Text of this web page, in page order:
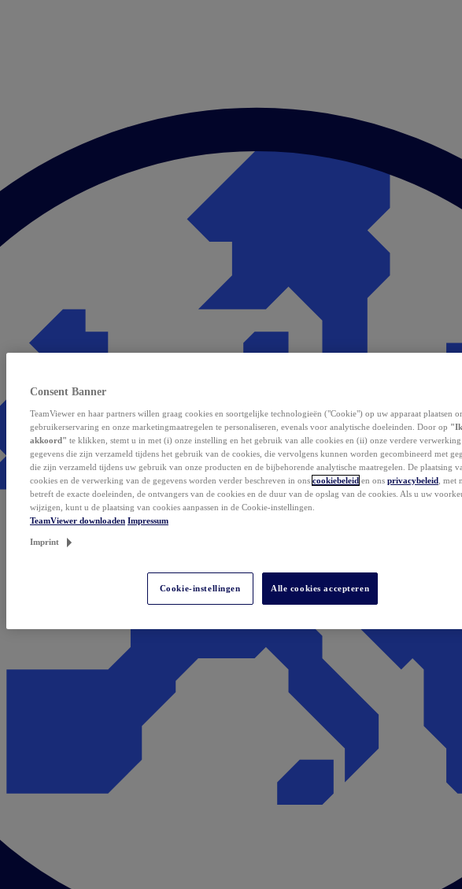
Consent Banner
TeamViewer en haar partners willen graag cookies en soortgelijke technologieën ("Cookie") op uw apparaat plaatsen
gebruikerservaring en onze marketingmaatregelen te personaliseren, evenals voor analytische doeleinden. Door op
akkoord" te klikken, stemt u in met (i) onze instelling en het gebruik van alle cookies en (ii) onze verdere
gegevens die zijn verzameld tijdens het gebruik van de cookies, die vervolgens kunnen worden gecombineerd met
die zijn verzameld tijdens uw gebruik van onze producten en de bijbehorende analytische maatregelen. De plaatsing
cookies en de verwerking van de gegevens worden verder beschreven in ons cookiebeleid en ons privacybeleid , met
betreft de exacte doeleinden, de ontvangers van de cookies en de duur van de opslag van de cookies. Als u uw
wijzigen, kunt u de plaatsing van cookies aanpassen in de Cookie-instellingen.
TeamViewer downloaden Impressum
Imprint
Cookie-instellingen Alle cookies accepteren